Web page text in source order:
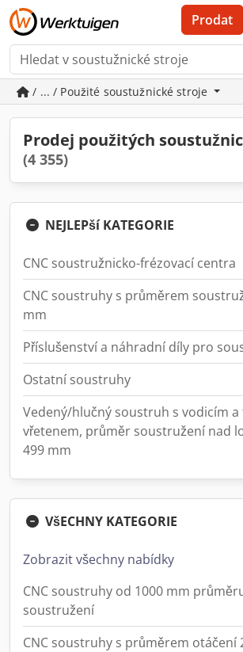
Prodat
/ ... / Použité soustužnické stroje
Prodej použitých
(4 355)
NEJLEPší KATEGORIE
CNC soustružnicko-frézovací centra
CNC soustruhy s průměrem
mm
Příslušenství a náhradní díly pro
Ostatní soustruhy
Vedený/hlučný soustruh s vodicím a
vřetenem, průměr soustružení nad
499 mm
VšECHNY KATEGORIE
Zobrazit všechny nabídky
CNC soustruhy od 1000 mm
soustružení
CNC soustruhy s průměrem otáčení